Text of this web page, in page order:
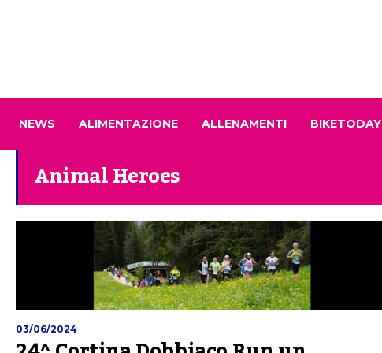
NEWS ALIMENTAZIONE ALLENAMENTI BIKETODAY
Animal Heroes
03/06/2024